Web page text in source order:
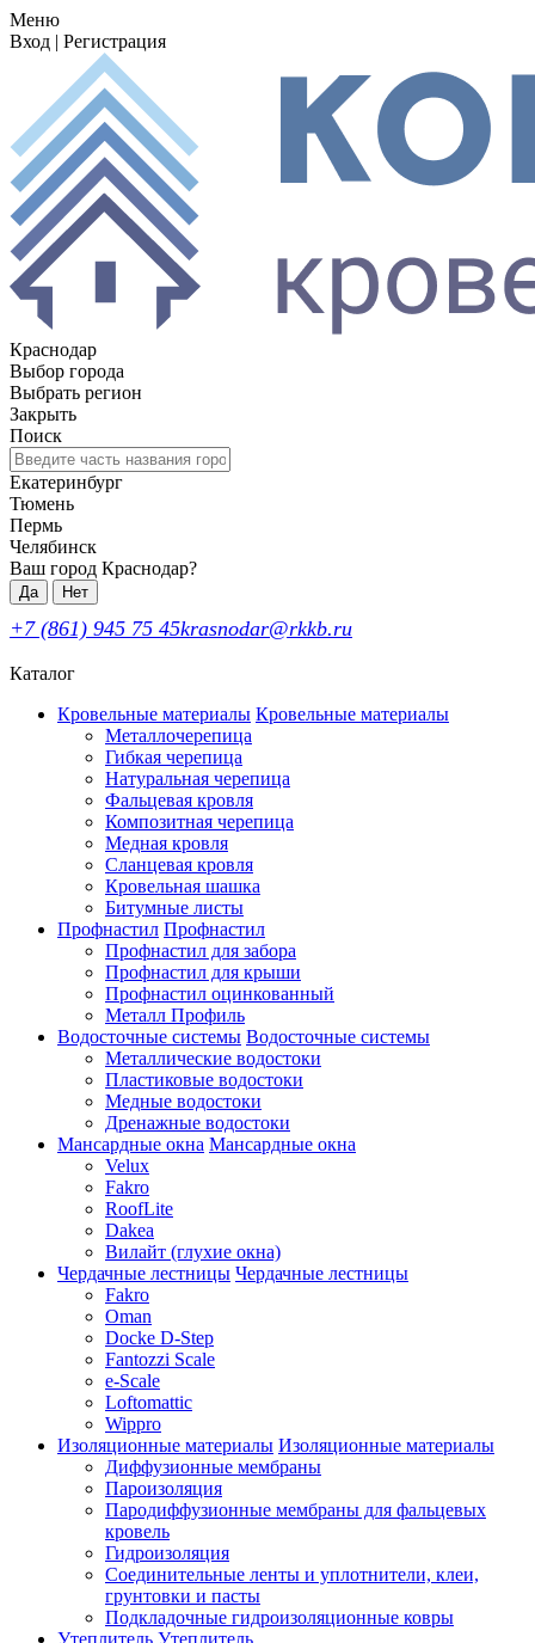
Меню
Вход | Регистрация
Краснодар
Выбор города
Выбрать регион
Закрыть
Поиск
Екатеринбург
Тюмень
Пермь
Челябинск
Ваш город Краснодар?
Да Нет
+7 (861) 945 75 45krasnodar@rkkb.ru
Каталог
Кровельные материалы Кровельные материалы
Металлочерепица
Гибкая черепица
Натуральная черепица
Фальцевая кровля
Композитная черепица
Медная кровля
Сланцевая кровля
Кровельная шашка
Битумные листы
Профнастил Профнастил
Профнастил для забора
Профнастил для крыши
Профнастил оцинкованный
Металл Профиль
Водосточные системы Водосточные системы
Металлические водостоки
Пластиковые водостоки
Медные водостоки
Дренажные водостоки
Мансардные окна Мансардные окна
Velux
Fakro
RoofLite
Dakea
Вилайт (глухие окна)
Чердачные лестницы Чердачные лестницы
Fakro
Oman
Docke D-Step
Fantozzi Scale
e-Scale
Loftomattic
Wippro
Изоляционные материалы Изоляционные материалы
Диффузионные мембраны
Пароизоляция
Пародиффузионные мембраны для фальцевых
кровель
Гидроизоляция
Соединительные ленты и уплотнители, клеи,
грунтовки и пасты
Подкладочные гидроизоляционные ковры
Утеплитель Утеплитель